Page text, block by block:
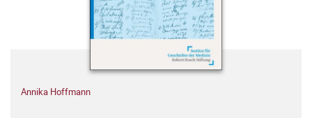
Annika Hoffmann